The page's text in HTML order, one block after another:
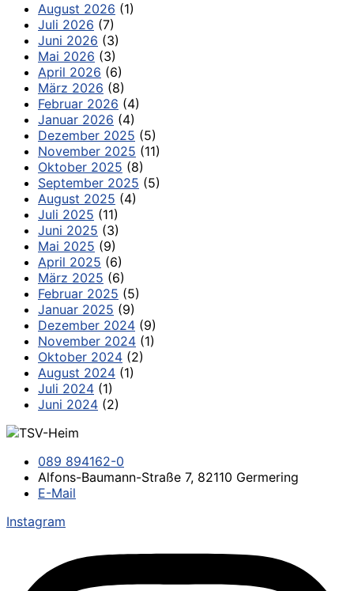
August 2026 (1)
Juli 2026 (7)
Juni 2026 (3)
Mai 2026 (3)
April 2026 (6)
März 2026 (8)
Februar 2026 (4)
Januar 2026 (4)
Dezember 2025 (5)
November 2025 (11)
Oktober 2025 (8)
September 2025 (5)
August 2025 (4)
Juli 2025 (11)
Juni 2025 (3)
Mai 2025 (9)
April 2025 (6)
März 2025 (6)
Februar 2025 (5)
Januar 2025 (9)
Dezember 2024 (9)
November 2024 (1)
Oktober 2024 (2)
August 2024 (1)
Juli 2024 (1)
Juni 2024 (2)
089 894162-0
Alfons-Baumann-Straße 7, 82110 Germering
E-Mail
Instagram